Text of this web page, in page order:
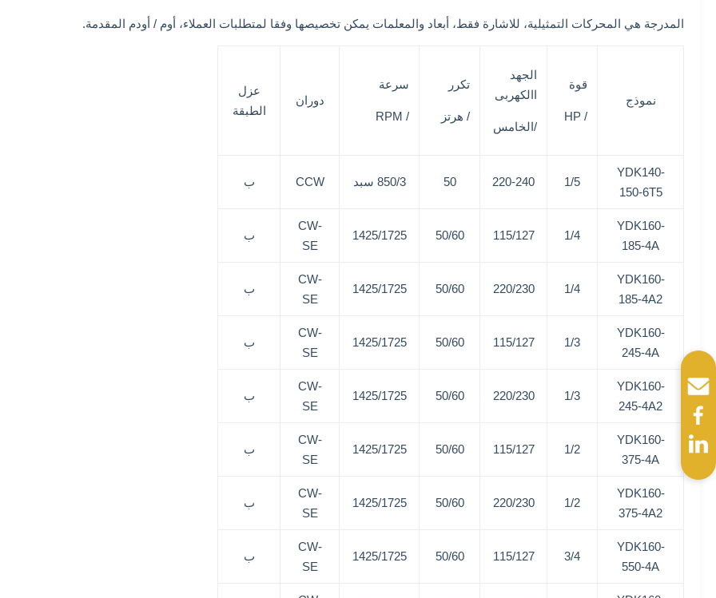
المدرجة هي المحركات التمثيلية، للاشارة فقط، أبعاد والمعلمات يمكن تخصيصها وفقا لمتطلبات العملاء، أوم / أودم المقدمة.
نموذج
قوة
/ HP
الجهد
االكهربى
/الخامس
تكرر
/ هرتز
سرعة
/ RPM
دوران
عزل
الطبقة
YDK140-
150-6T5
1/5
220-240
50 850/3 سبد CCW ب
YDK160-
185-4A
1/4
115/127
50/60
1425/1725
CW-
SE
ب
YDK160-
185-4A2
1/4
220/230
50/60
1425/1725
CW-
SE
ب
YDK160-
245-4A
1/3
115/127
50/60
1425/1725
CW-
SE
ب
YDK160-
245-4A2
1/3
220/230
50/60
1425/1725
CW-
SE
ب
YDK160-
375-4A
1/2
115/127
50/60
1425/1725
CW-
SE
ب
YDK160-
375-4A2
1/2
220/230
50/60
1425/1725
CW-
SE
ب
YDK160-
550-4A
3/4
115/127
50/60
1425/1725
CW-
SE
ب